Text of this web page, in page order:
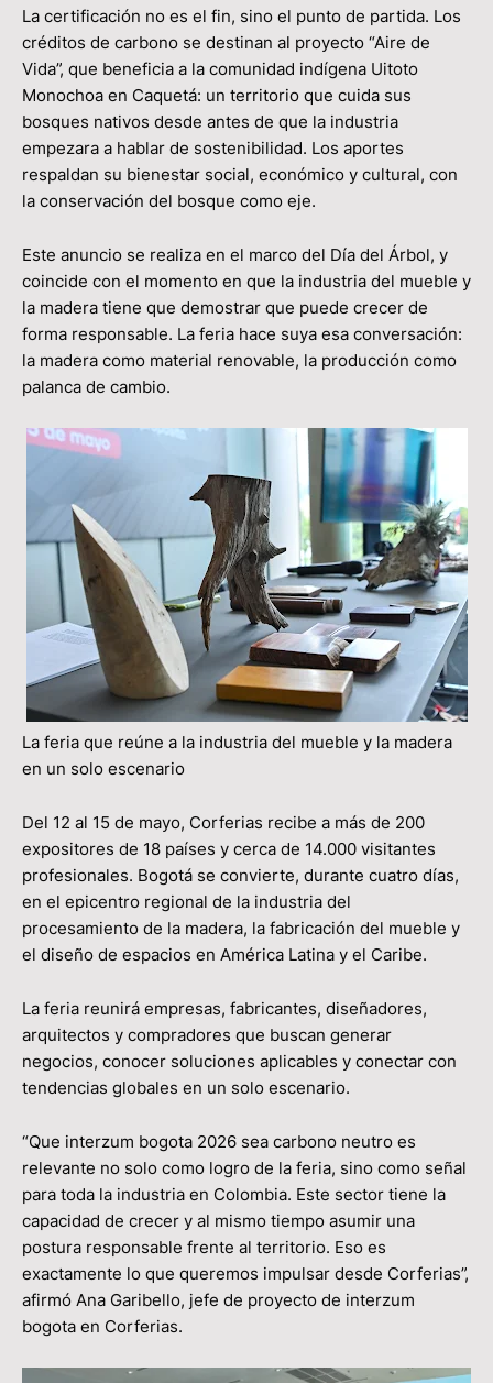
La certificación no es el fin, sino el punto de partida. Los
créditos de carbono se destinan al proyecto “Aire de
Vida”, que beneficia a la comunidad indígena Uitoto
Monochoa en Caquetá: un territorio que cuida sus
bosques nativos desde antes de que la industria
empezara a hablar de sostenibilidad. Los aportes
respaldan su bienestar social, económico y cultural, con
la conservación del bosque como eje.
Este anuncio se realiza en el marco del Día del Árbol, y
coincide con el momento en que la industria del mueble y
la madera tiene que demostrar que puede crecer de
forma responsable. La feria hace suya esa conversación:
la madera como material renovable, la producción como
palanca de cambio.
La feria que reúne a la industria del mueble y la madera
en un solo escenario
Del 12 al 15 de mayo, Corferias recibe a más de 200
expositores de 18 países y cerca de 14.000 visitantes
profesionales. Bogotá se convierte, durante cuatro días,
en el epicentro regional de la industria del
procesamiento de la madera, la fabricación del mueble y
el diseño de espacios en América Latina y el Caribe.
La feria reunirá empresas, fabricantes, diseñadores,
arquitectos y compradores que buscan generar
negocios, conocer soluciones aplicables y conectar con
tendencias globales en un solo escenario.
“Que interzum bogota 2026 sea carbono neutro es
relevante no solo como logro de la feria, sino como señal
para toda la industria en Colombia. Este sector tiene la
capacidad de crecer y al mismo tiempo asumir una
postura responsable frente al territorio. Eso es
exactamente lo que queremos impulsar desde Corferias”,
afirmó Ana Garibello, jefe de proyecto de interzum
bogota en Corferias.